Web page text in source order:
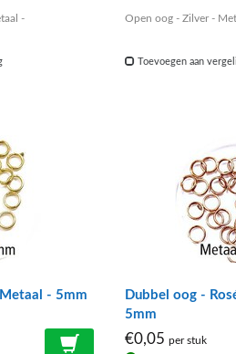
-
Open oog - Zilver -
Toevoegen aan
- 5mm
Dubbel oog -
5mm
€0,05per stuk